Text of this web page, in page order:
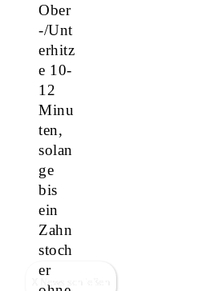
Ober
-/Unt
erhitz
e 10-
12
Minu
ten,
solan
ge
bis
ein
Zahn
stoch
er
X News schließen